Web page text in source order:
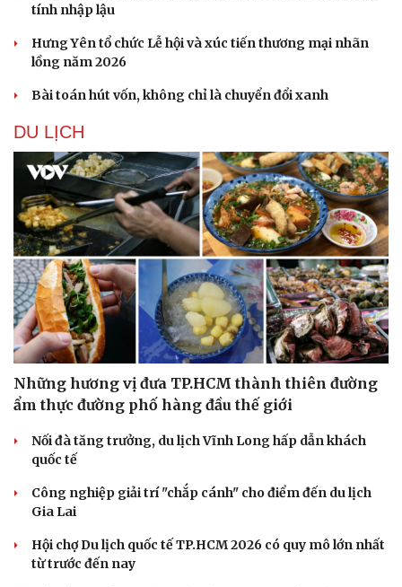
Văn hóa
Sân khấu - Điện ảnh
Văn học
Nghệ sĩ
tính nhập lậu
Hưng Yên tổ chức Lễ hội và xúc tiến thương mại nhãn
lồng năm 2026
Bài toán hút vốn, không chỉ là chuyển đổi xanh
DU LỊCH
Những hương vị đưa TP.HCM thành thiên đường
ẩm thực đường phố hàng đầu thế giới
Nối đà tăng trưởng, du lịch Vĩnh Long hấp dẫn khách
quốc tế
Công nghiệp giải trí "chắp cánh" cho điểm đến du lịch
Gia Lai
Hội chợ Du lịch quốc tế TP.HCM 2026 có quy mô lớn nhất
từ trước đến nay